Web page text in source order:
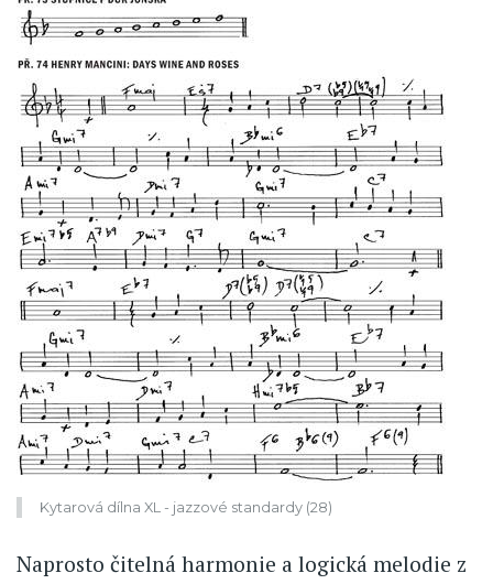
Kytarová dílna XL - jazzové standardy (28)
Naprosto čitelná harmonie a logická melodie z